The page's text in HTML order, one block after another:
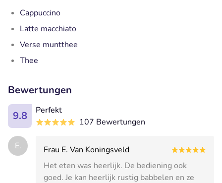
Cappuccino
Latte macchiato
Verse muntthee
Thee
Bewertungen
9.8
Perfekt
107 Bewertungen
E.
Frau E. Van Koningsveld
Het eten was heerlijk. De bediening ook
goed. Je kan heerlijk rustig babbelen en ze